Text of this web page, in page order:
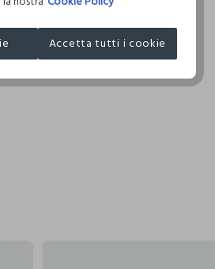
150°C
MADE IN
Accetta tutti i cookie